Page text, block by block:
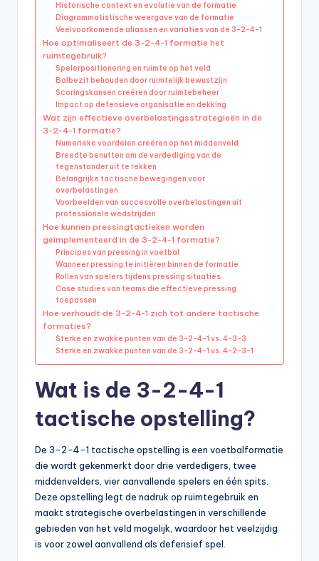
Historische context en evolutie van de formatie
Diagrammatistische weergave van de formatie
Veelvoorkomende aliassen en variaties van de 3-2-4-1
Hoe optimaliseert de 3-2-4-1 formatie het
ruimtegebruik?
Spelerpositionering en ruimte op het veld
Balbezit behouden door ruimtelijk bewustzijn
Scoringskansen creëren door ruimtebeheer
Impact op defensieve organisatie en dekking
Wat zijn effectieve overbelastingsstrategieën in de
3-2-4-1 formatie?
Numerieke voordelen creëren op het middenveld
Breedte benutten om de verdediging van de
tegenstander uit te rekken
Belangrijke tactische bewegingen voor
overbelastingen
Voorbeelden van succesvolle overbelastingen uit
professionele wedstrijden
Hoe kunnen pressingtactieken worden
geïmplementeerd in de 3-2-4-1 formatie?
Principes van pressing in voetbal
Wanneer pressing te initiëren binnen de formatie
Rollen van spelers tijdens pressing situaties
Case studies van teams die effectieve pressing
toepassen
Hoe verhoudt de 3-2-4-1 zich tot andere tactische
formaties?
Sterke en zwakke punten van de 3-2-4-1 vs. 4-3-3
Sterke en zwakke punten van de 3-2-4-1 vs. 4-2-3-1
Wat is de 3-2-4-1
tactische opstelling?
De 3-2-4-1 tactische opstelling is een voetbalformatie
die wordt gekenmerkt door drie verdedigers, twee
middenvelders, vier aanvallende spelers en één spits.
Deze opstelling legt de nadruk op ruimtegebruik en
maakt strategische overbelastingen in verschillende
gebieden van het veld mogelijk, waardoor het veelzijdig
is voor zowel aanvallend als defensief spel.